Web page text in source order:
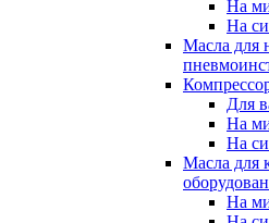
На
На
Масла для
Для
На
На
Масла для
На